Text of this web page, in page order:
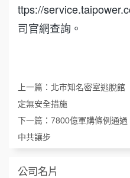
ttps://
司官網查詢。
上一篇： 北市知名密室逃脫館
定無安全措施
下一篇： 7800億軍購條例通
中共讓步
公司名片